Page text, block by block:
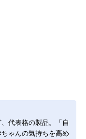
代表格の製品。「自
ゃんの気持ちを高め